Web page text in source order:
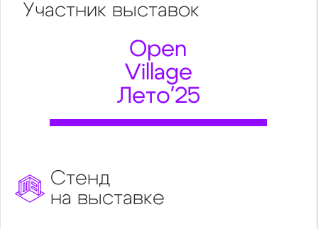
Участник выставок
Open
Village
Лето'25
Стенд
на выставке